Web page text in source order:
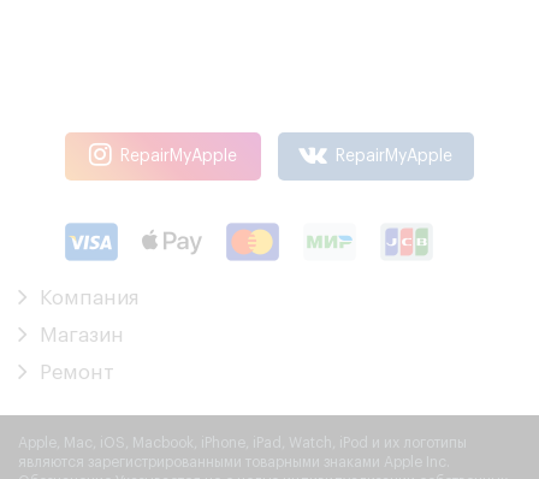
RepairMyApple RepairMyApple
Компания
Магазин
Ремонт
Apple, Mac, iOS, Macbook, iPhone, iPad, Watch, iPod и их логотипы
являются зарегистрированными товарными знаками Apple Inc.